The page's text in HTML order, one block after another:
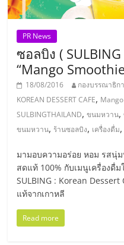
PR News
ซอลบิง (
“Mango
18/08/2016 กองบรรณาธิก
KOREAN DESSERT CAFE,
SULBINGTHAILAND,ขนมหวาน,
ขนมหวาน, ร้านซอลบิง, เครื่องดื่ม,
มามอบความอร่อย หอม รสนุ่
สดแท้ 100% กับเมนูเครื่องดื่
SULBING : Korean
แท้จากเกาหลี
Read more